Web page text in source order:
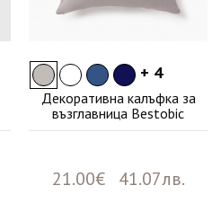
+ 4
Декоративна калъфка за
възглавница Bestobic
21.00€ 41.07лв.